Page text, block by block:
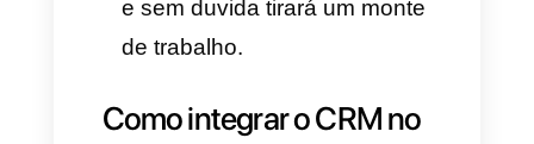
números e a interface não é
qualquer coisa e você deve
estar muito seguro/a de eleger